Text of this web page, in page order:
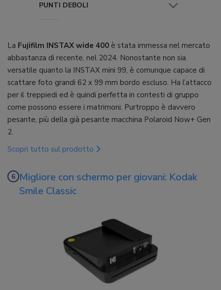
PUNTI DEBOLI
La Fujifilm INSTAX wide 400 è stata immessa nel mercato
abbastanza di recente, nel 2024. Nonostante non sia
versatile quanto la INSTAX mini 99, è comunque capace di
scattare foto grandi 62 x 99 mm bordo escluso. Ha l’attacco
per il treppiedi ed è quindi perfetta in contesti di gruppo
come possono essere i matrimoni. Purtroppo è davvero
pesante, più della già pesante macchina Polaroid Now+ Gen
2.
Scopri tutto sul prodotto
Migliore con schermo per giovani: Kodak
Smile Classic